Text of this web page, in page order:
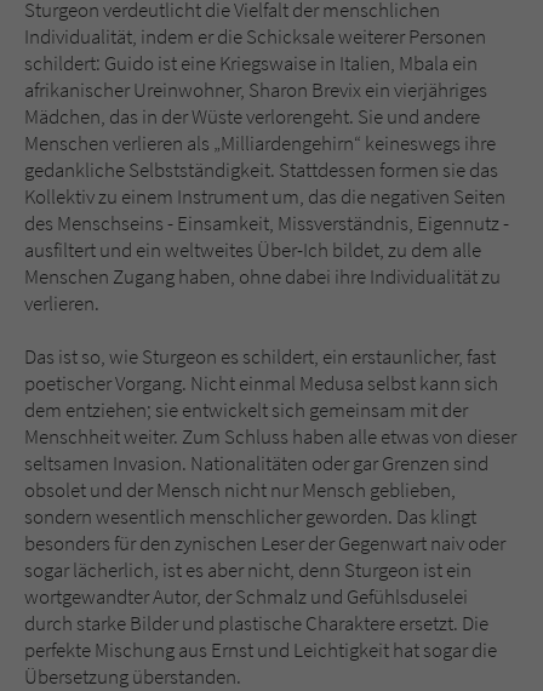
Sturgeon verdeutlicht die Vielfalt der menschlichen
Individualität, indem er die Schicksale weiterer Personen
schildert: Guido ist eine Kriegswaise in Italien, Mbala ein
afrikanischer Ureinwohner, Sharon Brevix ein vierjähriges
Mädchen, das in der Wüste verlorengeht. Sie und andere
Menschen verlieren als „Milliardengehirn“ keineswegs ihre
gedankliche Selbstständigkeit. Stattdessen formen sie das
Kollektiv zu einem Instrument um, das die negativen Seiten
des Menschseins - Einsamkeit, Missverständnis, Eigennutz -
ausfiltert und ein weltweites Über-Ich bildet, zu dem alle
Menschen Zugang haben, ohne dabei ihre Individualität zu
verlieren.
Das ist so, wie Sturgeon es schildert, ein erstaunlicher, fast
poetischer Vorgang. Nicht einmal Medusa selbst kann sich
dem entziehen; sie entwickelt sich gemeinsam mit der
Menschheit weiter. Zum Schluss haben alle etwas von dieser
seltsamen Invasion. Nationalitäten oder gar Grenzen sind
obsolet und der Mensch nicht nur Mensch geblieben,
sondern wesentlich menschlicher geworden. Das klingt
besonders für den zynischen Leser der Gegenwart naiv oder
sogar lächerlich, ist es aber nicht, denn Sturgeon ist ein
wortgewandter Autor, der Schmalz und Gefühlsduselei
durch starke Bilder und plastische Charaktere ersetzt. Die
perfekte Mischung aus Ernst und Leichtigkeit hat sogar die
Übersetzung überstanden.